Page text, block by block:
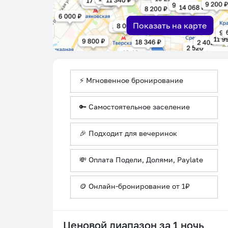
Показать на карте
⚡ Мгновенное бронирование
🔑 Самостоятельное заселение
🎉 Подходит для вечеринок
💸 Оплата Подели, Долями, Paylate
🪙 Онлайн-бронирование от 1₽
Ценовой диапазон за 1 ночь